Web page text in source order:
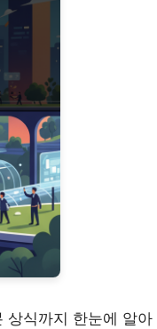
상식까지 한눈에 알아